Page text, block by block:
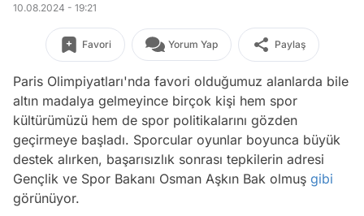
10.08.2024 - 19:21
Favori Yorum Yap Paylaş
Paris Olimpiyatları'nda favori olduğumuz alanlarda bile
altın madalya gelmeyince birçok kişi hem spor
kültürümüzü hem de spor politikalarını gözden
geçirmeye başladı. Sporcular oyunlar boyunca büyük
destek alırken, başarısızlık sonrası tepkilerin adresi
Gençlik ve Spor Bakanı Osman Aşkın Bak olmuş gibi
görünüyor.